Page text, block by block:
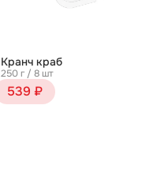
Кранч краб
250 г / 8 шт
539 ₽